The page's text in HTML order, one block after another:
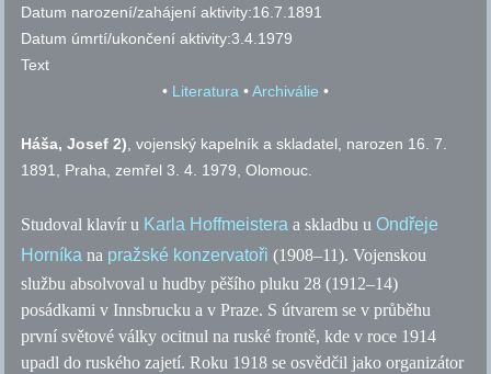
Datum narození/zahájení aktivity:16.7.1891
Datum úmrtí/ukončení aktivity:3.4.1979
Text
• Literatura •Archiválie •
Háša, Josef 2), vojenský kapelník a skladatel, narozen 16. 7.
1891, Praha, zemřel 3. 4. 1979, Olomouc.
Studoval klavír u Karla Hoffmeistera a skladbu u Ondřeje
Horníka na pražské konzervatoři (1908–11). Vojenskou
službu absolvoval u hudby pěšího pluku 28 (1912–14)
posádkami v Innsbrucku a v Praze. S útvarem se v průběhu
první světové války ocitnul na ruské frontě, kde v roce 1914
upadl do ruského zajetí. Roku 1918 se osvědčil jako organizátor